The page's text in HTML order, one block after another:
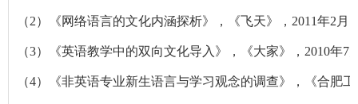
（2） 《网络语言的文化内涵探析》，《 飞天》， 2011年2月
（3） 《英语教学中的双向文化导入》，《大家》， 2010年7
（4）《非英语专业新生语言与学习观念的调查》，《合肥